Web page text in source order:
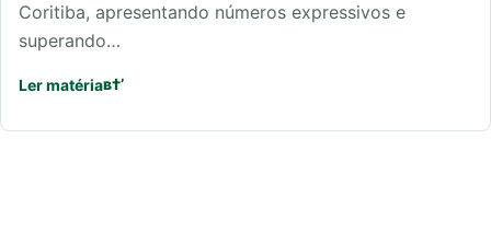
Coritiba, apresentando números expressivos e
superando…
Ler matéria